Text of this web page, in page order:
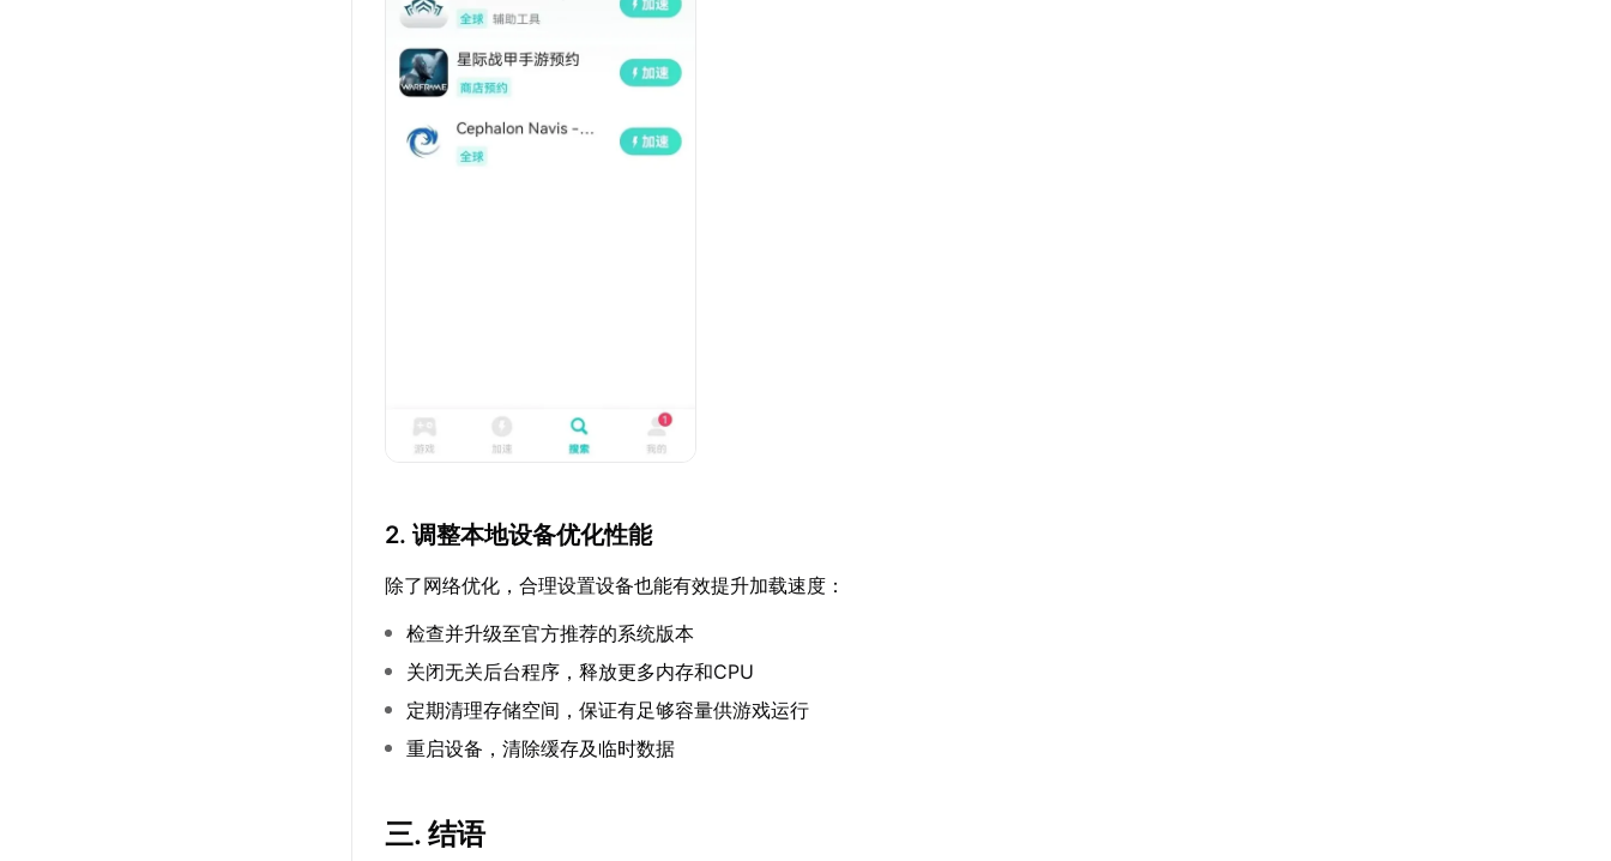
2. 调整本地设备优化性能
除了网络优化，合理设置设备也能有效提升加载速度：
检查并升级至官方推荐的系统版本
关闭无关后台程序，释放更多内存和CPU
定期清理存储空间，保证有足够容量供游戏运行
重启设备，清除缓存及临时数据
三. 结语